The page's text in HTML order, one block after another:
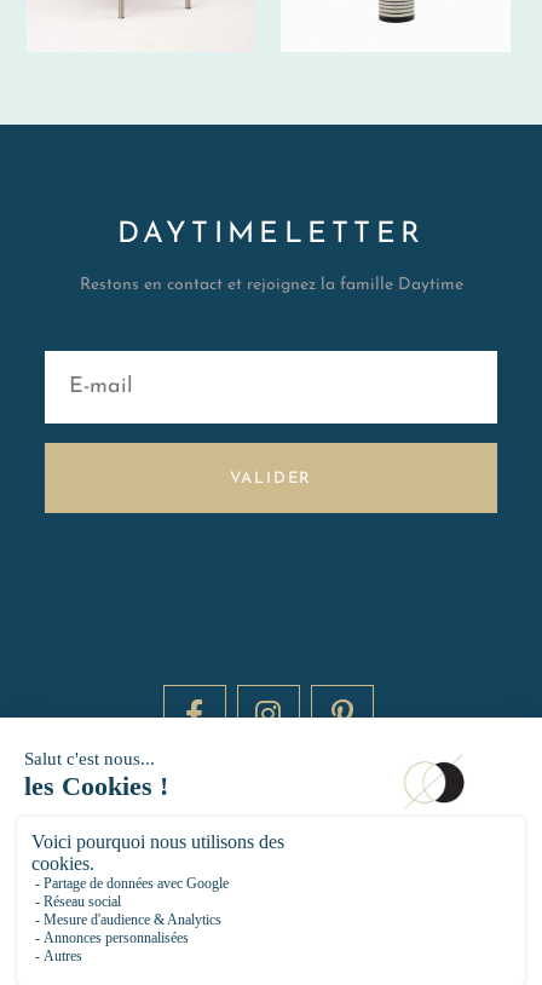
DAYTIMELETTER
Restons en contact et rejoignez la famille Daytime
VALIDER
14 RUE DE BRETAGNE - 75003 PARIS